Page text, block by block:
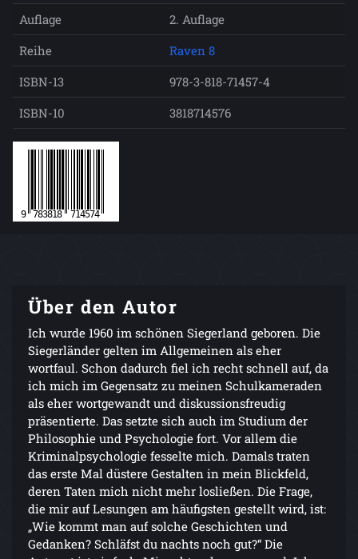
Auflage
2. Auflage
Reihe
Raven 8
ISBN-13
978-3-818-71457-4
ISBN-10
3818714576
Über den Autor
Ich wurde 1960 im schönen Siegerland geboren. Die
Siegerländer gelten im Allgemeinen als eher
wortfaul. Schon dadurch fiel ich recht schnell auf, da
ich mich im Gegensatz zu meinen Schulkameraden
als eher wortgewandt und diskussionsfreudig
präsentierte. Das setzte sich auch im Studium der
Philosophie und Psychologie fort. Vor allem die
Kriminalpsychologie fesselte mich. Damals traten
das erste Mal düstere Gestalten in mein Blickfeld,
deren Taten mich nicht mehr losließen. Die Frage,
die mir auf Lesungen am häufigsten gestellt wird, ist:
„Wie kommt man auf solche Geschichten und
Gedanken? Schläfst du nachts noch gut?“ Die